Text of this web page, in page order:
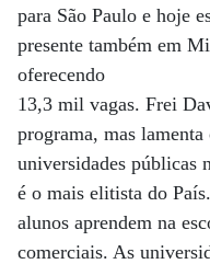
para São Paulo e hoje
presente também em
oferecendo
13,3 mil vagas. Frei
programa, mas
universidades públicas
é o mais elitista do
alunos aprendem na
comerciais. As